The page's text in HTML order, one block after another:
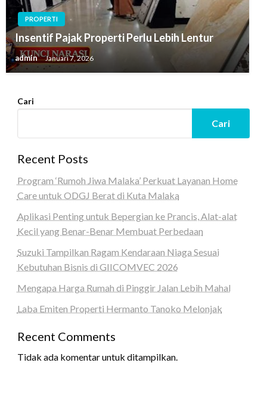
PROPERTI
Insentif Pajak Properti Perlu Lebih Lentur
admin Januari 7, 2026
Cari
Cari
Recent Posts
Program ‘Rumoh Jiwa Malaka’ Perkuat Layanan Home
Care untuk ODGJ Berat di Kuta Malaka
Aplikasi Penting untuk Bepergian ke Prancis, Alat-alat
Kecil yang Benar-Benar Membuat Perbedaan
Suzuki Tampilkan Ragam Kendaraan Niaga Sesuai
Kebutuhan Bisnis di GIICOMVEC 2026
Mengapa Harga Rumah di Pinggir Jalan Lebih Mahal
Laba Emiten Properti Hermanto Tanoko Melonjak
Recent Comments
Tidak ada komentar untuk ditampilkan.